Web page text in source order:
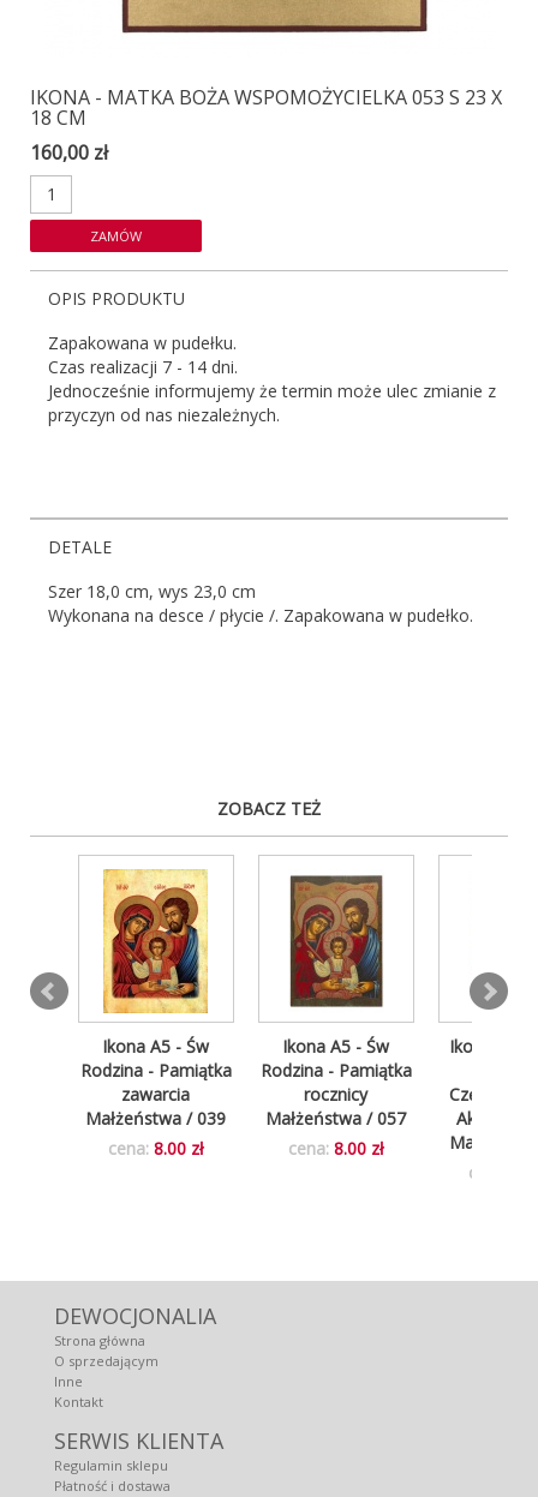
IKONA - MATKA BOŻA WSPOMOŻYCIELKA 053 S 23 X
18 CM
160,00 zł
OPIS PRODUKTU
Zapakowana w pudełku.
Czas realizacji 7 - 14 dni.
Jednocześnie informujemy że termin może ulec zmianie z
przyczyn od nas niezależnych.
DETALE
Szer 18,0 cm, wys 23,0 cm
Wykonana na desce / płycie /. Zapakowana w pudełko.
ZOBACZ TEŻ
Ikona A5 - Św
Rodzina - Pamiątka
zawarcia
Małżeństwa / 039
cena: 8.00 zł
Ikona A5 - Św
Rodzina - Pamiątka
rocznicy
Małżeństwa / 057
cena: 8.00 zł
Ikona A5 -
Akt
Matce
cena:
DEWOCJONALIA
Strona główna
O sprzedającym
Inne
Kontakt
SERWIS KLIENTA
Regulamin sklepu
Płatność i dostawa